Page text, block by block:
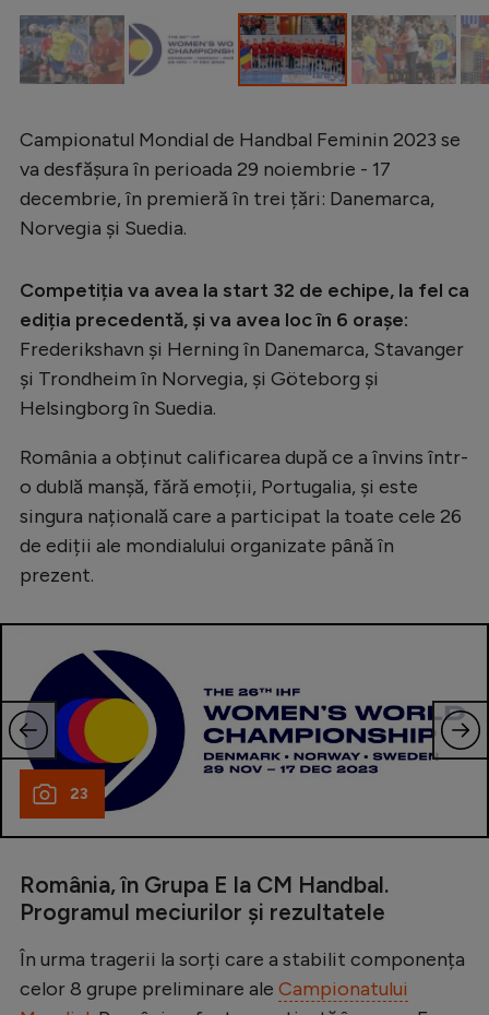
Campionatul Mondial de Handbal Feminin 2023 se
va desfășura în perioada 29 noiembrie - 17
decembrie, în premieră în trei țări: Danemarca,
Norvegia și Suedia.
Competiția va avea la start 32 de echipe, la fel ca
ediția precedentă, și va avea loc în 6 orașe:
Frederikshavn și Herning în Danemarca, Stavanger
și Trondheim în Norvegia, și Göteborg și
Helsingborg în Suedia.
România a obținut calificarea după ce a învins într-
o dublă manșă, fără emoții, Portugalia, și este
singura națională care a participat la toate cele 26
de ediții ale mondialului organizate până în
prezent.
23
România, în Grupa E la CM Handbal.
Programul meciurilor și rezultatele
În urma tragerii la sorți care a stabilit componența
celor 8 grupe preliminare ale Campionatului